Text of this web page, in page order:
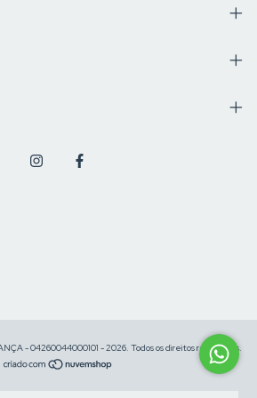
- 04260044000101 - 2026. Todos os direitos reservados.